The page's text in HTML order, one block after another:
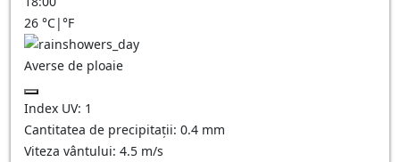
26 °C|°F
Averse de ploaie
Index UV: 1
Cantitatea de precipitații: 0.4 mm
Viteza vântului: 4.5 m/s